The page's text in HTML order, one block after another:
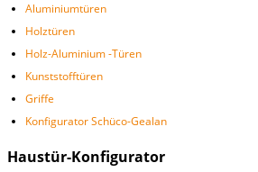
Aluminiumtüren
Holztüren
Holz-Aluminium -Türen
Kunststofftüren
Griffe
Konfigurator Schüco-Gealan
Haustür-Konfigurator